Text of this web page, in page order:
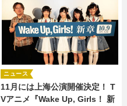
11月には上海公演開催決定！ T
Vアニメ『Wake Up, Girls！ 新
ニュース